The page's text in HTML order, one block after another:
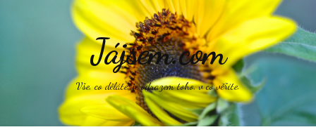
Jájsem.com
Vše, co děláte, je odrazem toho, v co věříte.